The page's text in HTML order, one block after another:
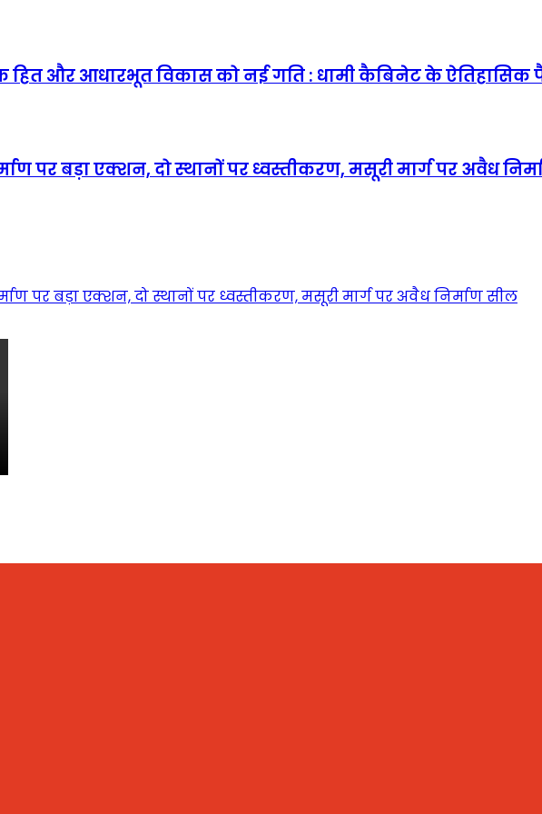
हित और आधारभूत विकास को नई गति : धामी कैबिनेट के
पर बड़ा एक्शन, दो स्थानों पर ध्वस्तीकरण, मसूरी मार्ग पर अवैध
पर बड़ा एक्शन, दो स्थानों पर ध्वस्तीकरण, मसूरी मार्ग पर अवैध निर्माण सील